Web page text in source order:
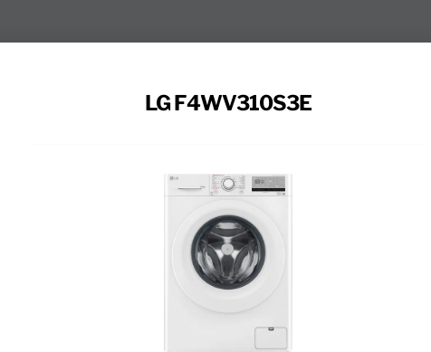
schoon in de LG F4WV310S3E wasmachine. Dankzij
beddengoed gemakkelijk in één keer. Ook kleine
precies hoeveel wasgoed er in de trommel zit. Zo
dan nodig. Dankzij de AI DD technologie gaat je kleding
trommel zit en past hier automatisch de
snel. Gebruik het allergieen programma, wanneer je
en huidirritatie.
LG F4WV310S3E